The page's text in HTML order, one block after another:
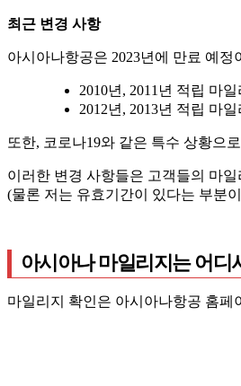
최근 변경 사항
아시아나항공은 2023년에 만료 예
2010년, 2011년 적립 마
2012년, 2013년 적립 마
또한, 코로나19와 같은 특수 상황으
이러한 변경 사항들은 고객들의 마
(물론 저는 유효기간이 있다는 부분
아시아나 마일리지는 어디
마일리지 확인은 아시아나항공 홈페